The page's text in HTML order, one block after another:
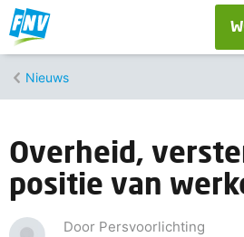
Nieuws
Overheid,
positie van
Door Persvoorlichting